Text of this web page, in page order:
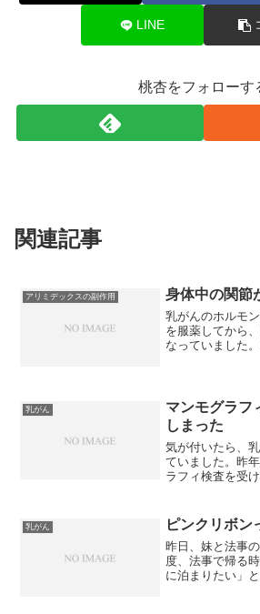
LINE
桃杏をフォローす
関連記事
アリミデックスの副作用 身体中の関節
乳がんのホルモ
を服薬してから
なっていました
くなってくる気
乳がん
マンモグラフ
しまった
気が付いたら、
ていました。昨
ラフィ検査を受
をしました。日
下にCVポートが
乳がん ピンクリボン
昨日、妹と法事
度、法事で帰る
に泊まりたい」